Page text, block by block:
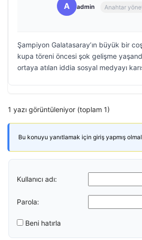
A admin Anahtar
Şampiyon Galatasaray’ın büyük bir
kupa töreni öncesi şok gelişme
ortaya atılan iddia sosyal medyayı
1 yazı görüntüleniyor (toplam 1)
Bu konuyu yanıtlamak için giriş yapmış
Kullanıcı adı:
Parola:
Beni hatırla